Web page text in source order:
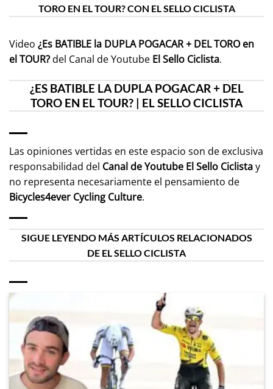
TORO EN EL TOUR? CON EL SELLO CICLISTA
Video ¿Es BATIBLE la DUPLA POGACAR + DEL TORO en
el TOUR?del Canal de Youtube El Sello Ciclista.
¿ES BATIBLE LA DUPLA POGACAR + DEL
TORO EN EL TOUR? | EL SELLO CICLISTA
Las opiniones vertidas en este espacio son de exclusiva
responsabilidad del Canal de Youtube El Sello Ciclistay
no representa necesariamente el pensamiento de
Bicycles4ever Cycling Culture.
SIGUE LEYENDO MÁS ARTÍCULOS RELACIONADOS
DE EL SELLO CICLISTA